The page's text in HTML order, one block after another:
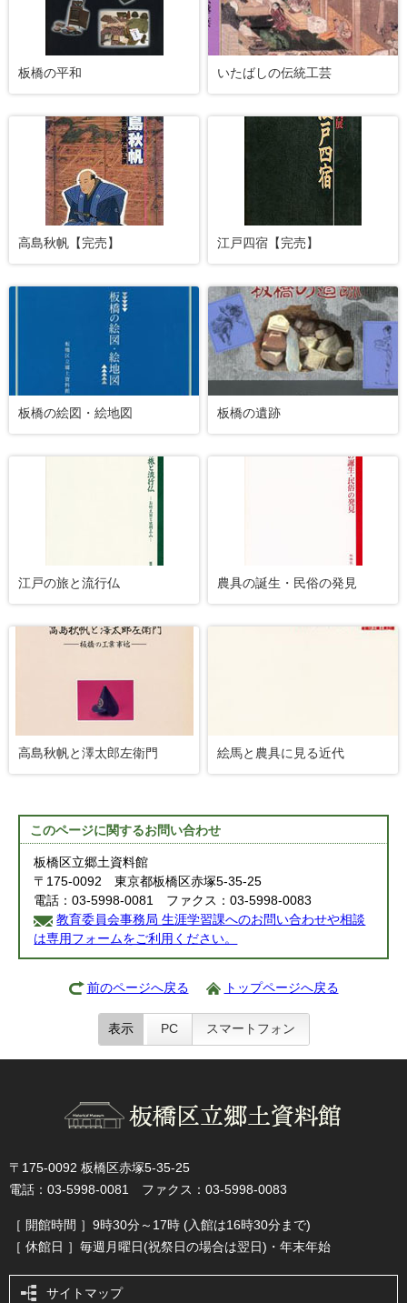
板橋の平和 いたばしの伝統工芸
高島秋帆【完売】 江戸四宿【完売】
板橋の絵図・絵地図 板橋の遺跡
江戸の旅と流行仏 農具の誕生・民俗の発見
高島秋帆と澤太郎左衛門 絵馬と農具に見る近代
このページに関するお問い合わせ
板橋区立郷土資料館
〒175-0092 東京都板橋区赤塚5-35-25
電話：03-5998-0081 ファクス：03-5998-0083
教育委員会事務局 生涯学習課へのお問い合わせや相談
は専用フォームをご利用ください。
前のページへ戻る トップページへ戻る
表示 PC スマートフォン
〒175-0092 板橋区赤塚5-35-25
電話：03-5998-0081 ファクス：03-5998-0083
［ 開館時間 ］9時30分～17時 (入館は16時30分まで)
［ 休館日 ］毎週月曜日(祝祭日の場合は翌日)・年末年始
サイトマップ